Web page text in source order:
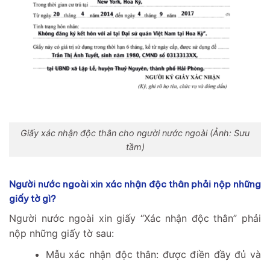
Giấy xác nhận độc thân cho người nước ngoài (Ảnh: Sưu
tầm)
Người nước ngoài xin xác nhận độc thân phải nộp những
giấy tờ gì?
Người nước ngoài xin giấy “Xác nhận độc thân” phải
nộp những giấy tờ sau:
Mẫu xác nhận độc thân: được điền đầy đủ và